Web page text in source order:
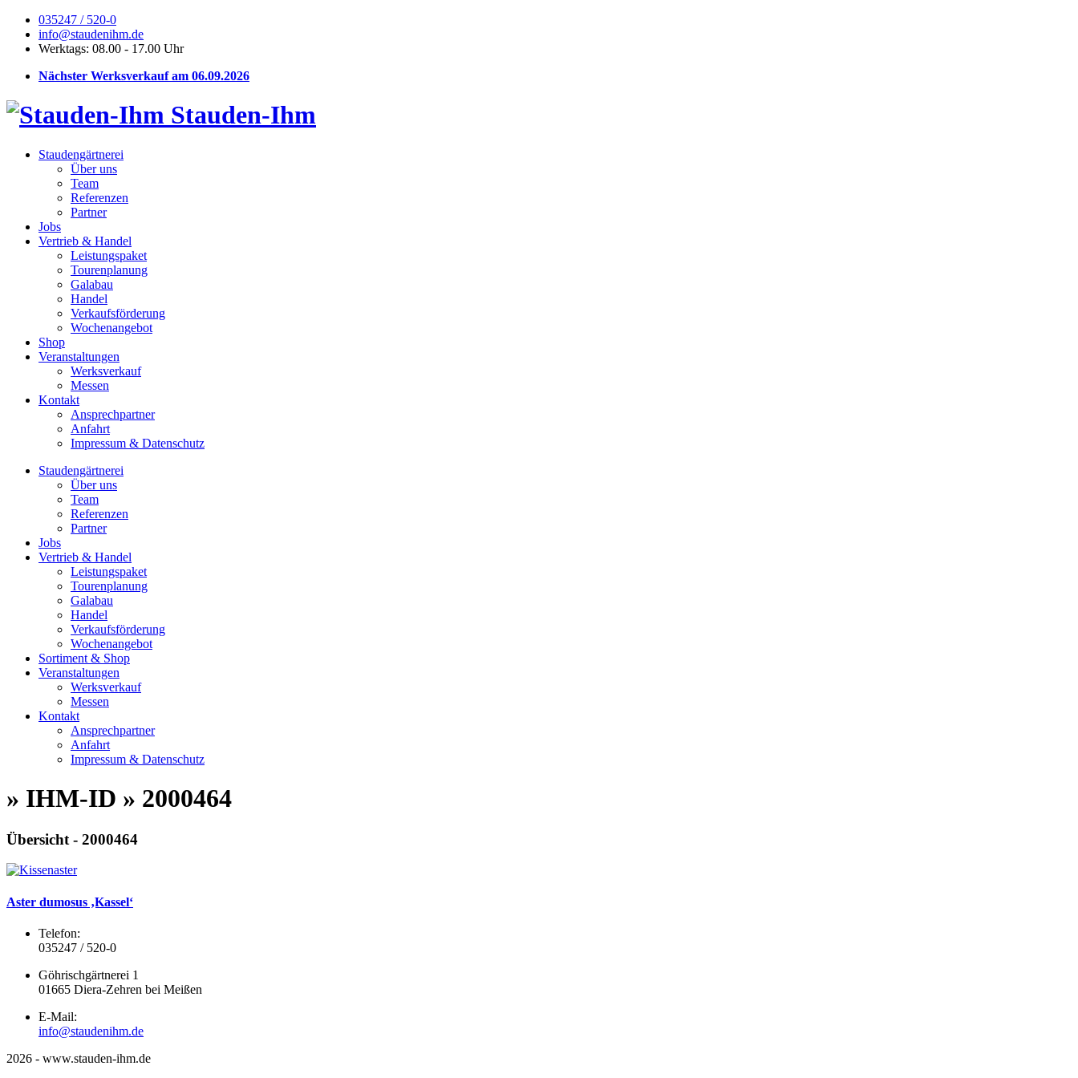
035247 / 520-0
info@staudenihm.de
Werktags: 08.00 - 17.00 Uhr
Nächster Werksverkauf am 06.09.2026
Stauden-Ihm
Staudengärtnerei
Über uns
Team
Referenzen
Partner
Jobs
Vertrieb & Handel
Leistungspaket
Tourenplanung
Galabau
Handel
Verkaufsförderung
Wochenangebot
Shop
Veranstaltungen
Werksverkauf
Messen
Kontakt
Ansprechpartner
Anfahrt
Impressum & Datenschutz
Staudengärtnerei
Über uns
Team
Referenzen
Partner
Jobs
Vertrieb & Handel
Leistungspaket
Tourenplanung
Galabau
Handel
Verkaufsförderung
Wochenangebot
Sortiment & Shop
Veranstaltungen
Werksverkauf
Messen
Kontakt
Ansprechpartner
Anfahrt
Impressum & Datenschutz
» IHM-ID » 2000464
Übersicht - 2000464
Aster dumosus ‚Kassel‘
Telefon:
035247 / 520-0
Göhrischgärtnerei 1
01665 Diera-Zehren bei Meißen
E-Mail:
info@staudenihm.de
2026 - www.stauden-ihm.de